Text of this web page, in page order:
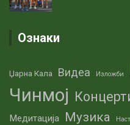
Ознаки
Џарна Кала Видеа Изложби
Чинмој
Медитација Музика